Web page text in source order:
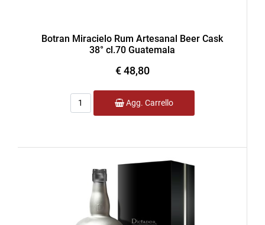
Botran Miracielo Rum Artesanal Beer Cask
38° cl.70 Guatemala
€ 48,80
Quantità
Agg. Carrello